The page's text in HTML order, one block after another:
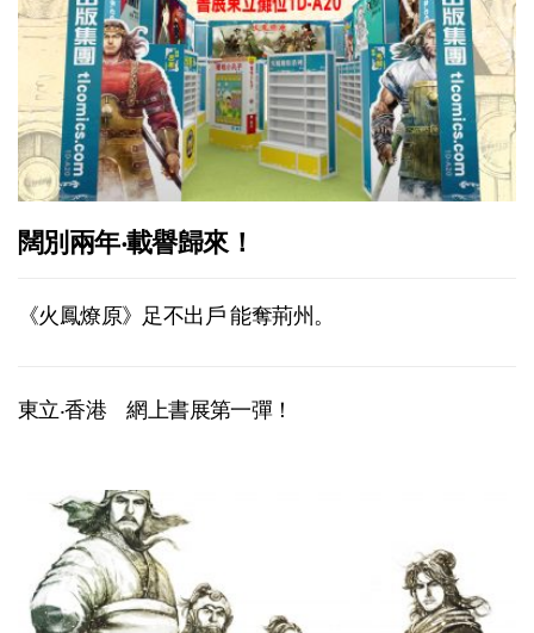
闊別兩年‧載譽歸來！
《火鳳燎原》足不出戶 能奪荊州。
東立‧香港 網上書展第一彈！